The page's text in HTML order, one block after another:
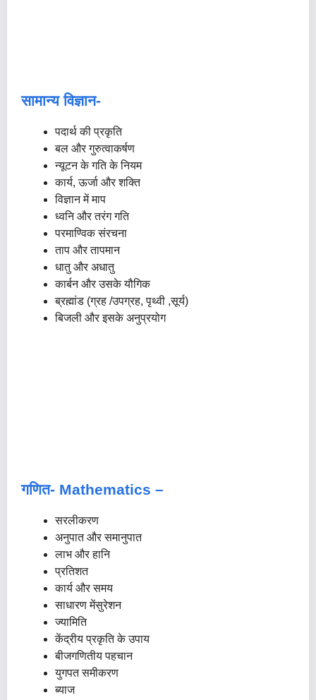
सामान्य विज्ञान-
पदार्थ की प्रकृति
बल और गुरुत्वाकर्षण
न्यूटन के गति के नियम
कार्य, ऊर्जा और शक्ति
विज्ञान में माप
ध्वनि और तरंग गति
परमाण्विक संरचना
ताप और तापमान
धातु और अधातु
कार्बन और उसके यौगिक
ब्रह्मांड (ग्रह /उपग्रह, पृथ्वी ,सूर्य)
बिजली और इसके अनुप्रयोग
गणित- Mathematics –
सरलीकरण
अनुपात और समानुपात
लाभ और हानि
प्रतिशत
कार्य और समय
साधारण मेंसुरेशन
ज्यामिति
केंद्रीय प्रकृति के उपाय
बीजगणितीय पहचान
युगपत समीकरण
ब्याज